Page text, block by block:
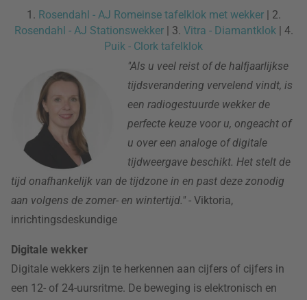
1. Rosendahl - AJ Romeinse tafelklok met wekker | 2.
Rosendahl - AJ Stationswekker | 3. Vitra - Diamantklok | 4.
Puik - Clork tafelklok
"Als u veel reist of de halfjaarlijkse
tijdsverandering vervelend vindt, is
een radiogestuurde wekker de
perfecte keuze voor u, ongeacht of
u over een analoge of digitale
tijdweergave beschikt. Het stelt de
tijd onafhankelijk van de tijdzone in en past deze zonodig
aan volgens de zomer- en wintertijd." - Viktoria,
inrichtingsdeskundige
Digitale wekker
Digitale wekkers zijn te herkennen aan cijfers of cijfers in
een 12- of 24-uursritme. De beweging is elektronisch en